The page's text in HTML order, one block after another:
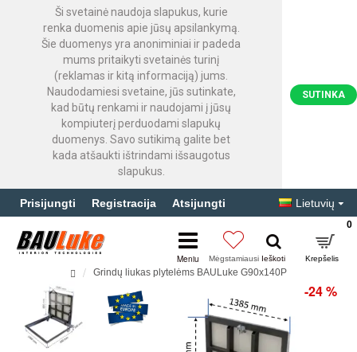
Ši svetainė naudoja slapukus, kurie
renka duomenis apie jūsų apsilankymą.
Šie duomenys yra anoniminiai ir padeda
mums pritaikyti svetainės turinį
(reklamas ir kitą informaciją) jums.
Naudodamiesi svetaine, jūs sutinkate,
kad būtų renkami ir naudojami į jūsų
kompiuterį perduodami slapukų
duomenys. Savo sutikimą galite bet
kada atšaukti ištrindami išsaugotus
slapukus.
SUTINKA
Prisijungti Registracija Atsijungti Lietuvių
0
Grindų liukas plytelėms BAULuke G90x140P
-24 %